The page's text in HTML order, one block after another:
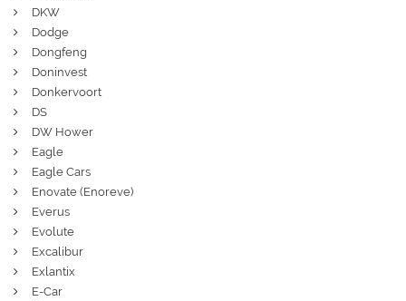
DKW
Dodge
Dongfeng
Doninvest
Donkervoort
DS
DW Hower
Eagle
Eagle Cars
Enovate (Enoreve)
Everus
Evolute
Excalibur
Exlantix
E-Car